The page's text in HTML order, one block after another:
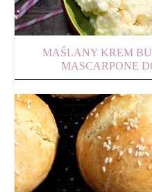
MAŚLANY KREM
MASCARPONE